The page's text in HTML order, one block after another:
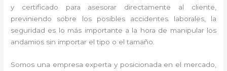
y certificado para asesorar directamente al cliente,
previniendo sobre los posibles accidentes laborales, la
seguridad es lo más importante a la hora de manipular los
andamios sin importar el tipo o el tamaño.
Somos una empresa experta y posicionada en el mercado,